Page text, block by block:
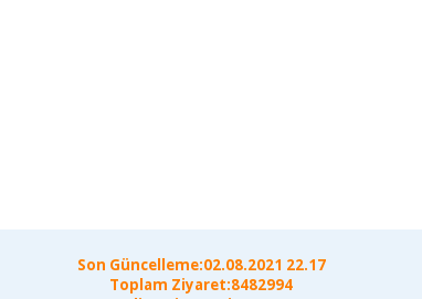
Son Güncelleme:02.08.2021 22.17
Toplam Ziyaret:8482994